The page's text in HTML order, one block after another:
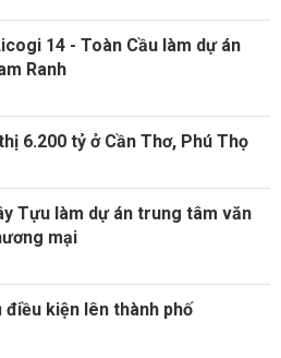
14 - Toàn Cầu làm dự án
Ranh
6.200 tỷ ở Cần Thơ, Phú Thọ
Tựu làm dự án trung tâm văn
mại
điều kiện lên thành phố